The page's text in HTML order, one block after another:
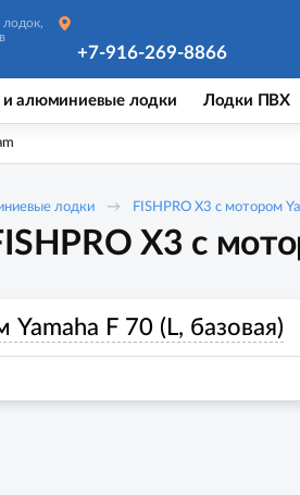
лодок,
+7-916-269-8866
и алюминиевые лодки Лодки ПВХ
лодки FISHPRO X3 с мотором
X3 с
F 70 (L, базовая)